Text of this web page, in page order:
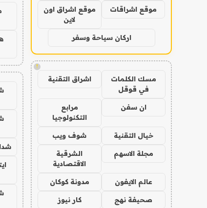
موقع اشراقات
موقع اشراق اون
لاين
اركان سياحة وسفر
!
مسك الكلمات
في قوقل
اشراق التقنية
ان سفن
مرابع
التكنولوجيا
خيال التقنية شوف ويب
مجلة الاسهم
الشرقية
الاقتصادية
عالم الايفون مدونة كوكان
صحيفة نهج كار نيوز